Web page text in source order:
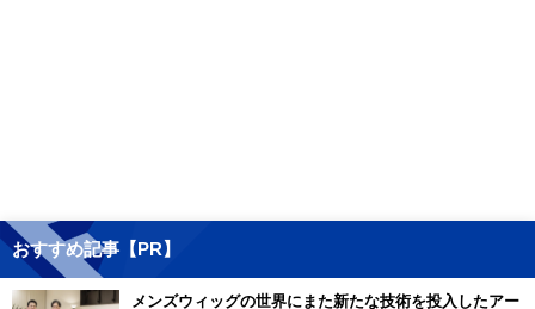
おすすめ記事【PR】
メンズウィッグの世界にまた新たな技術を投入したアー